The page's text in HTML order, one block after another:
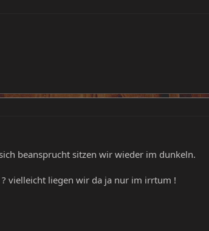
beansprucht sitzen wir wieder im dunkeln.
vielleicht liegen wir da ja nur im irrtum !